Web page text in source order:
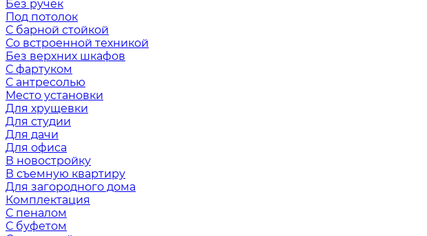
Без ручек
Под потолок
С барной стойкой
Со встроенной техникой
Без верхних шкафов
С фартуком
С антресолью
Место установки
Для хрущевки
Для студии
Для дачи
Для офиса
В новостройку
В съемную квартиру
Для загородного дома
Комплектация
С пеналом
С буфетом